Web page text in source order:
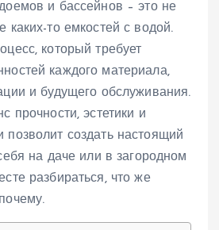
и бассейнов – это не
каких-то емкостей с водой.
который требует
каждого материала,
и будущего обслуживания.
прочности, эстетики и
позволит создать настоящий
на даче или в загородном
разбираться, что же